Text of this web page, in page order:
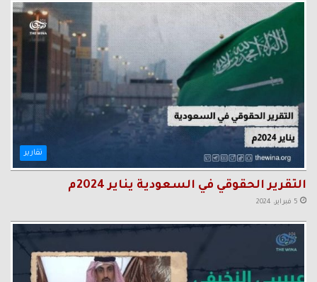
تقارير
التقرير الحقوقي في السعودية يناير 2024م
5 فبراير، 2024